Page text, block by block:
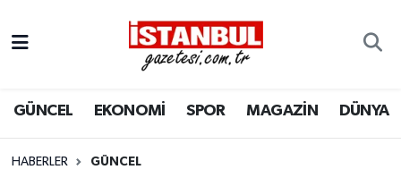
GÜNCEL EKONOMİ SPOR MAGAZİN DÜNYA
HABERLER GÜNCEL
EKONOMİ
İSTANBUL
Nöbetçi Eczaneler
Hava Durumu
Trafik Durumu